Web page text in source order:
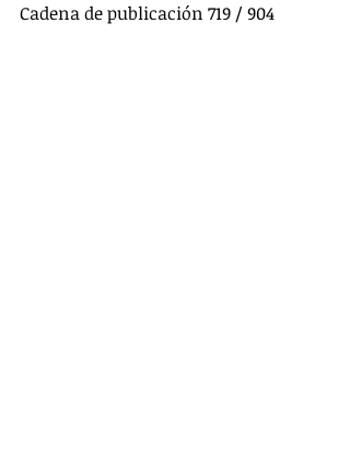
Cadena de publicación 719 / 904